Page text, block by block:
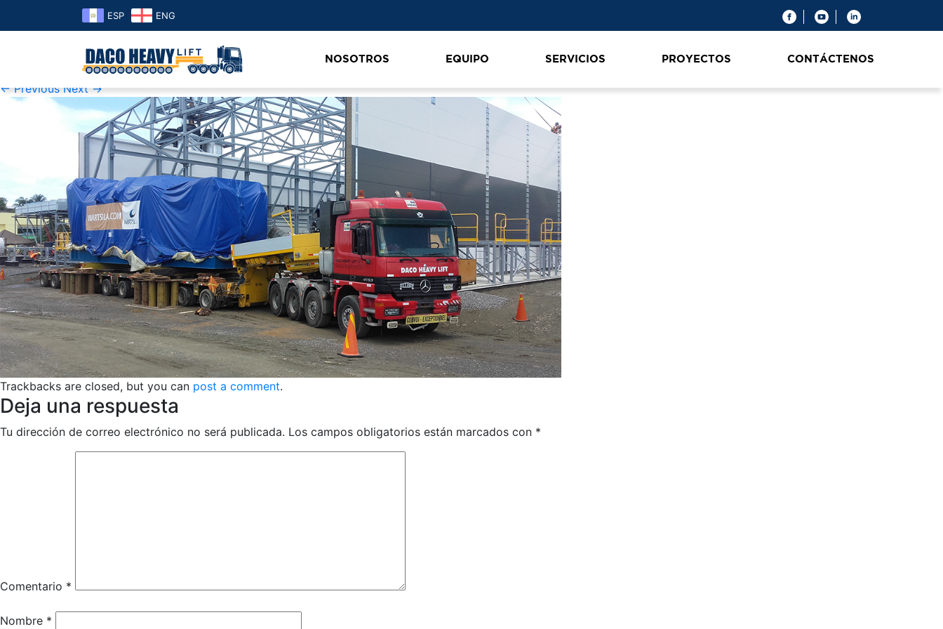
ESP ENG
NOSOTROS EQUIPO SERVICIOS PROYECTOS CONTÁCTENOS
honduras1
02 de June de 2019at1000 × 500in
← Previous Next →
Trackbacks are closed, but you can post a comment.
Deja una respuesta
Tu dirección de correo electrónico no será publicada. Los campos obligatorios están marcados con *
Comentario *
Nombre *